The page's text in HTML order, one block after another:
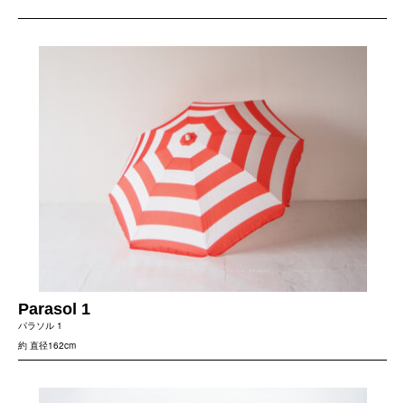
Parasol 1
パラソル 1
約 直径162cm